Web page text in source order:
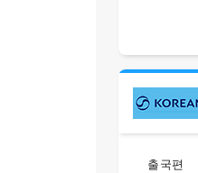
출국편